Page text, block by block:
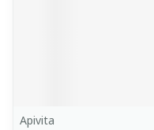
Apivita